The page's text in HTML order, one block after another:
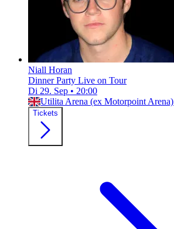
Niall Horan
Dinner Party Live on Tour
Di 29. Sep • 20:00
Utilita Arena (ex Motorpoint Arena)
Tickets